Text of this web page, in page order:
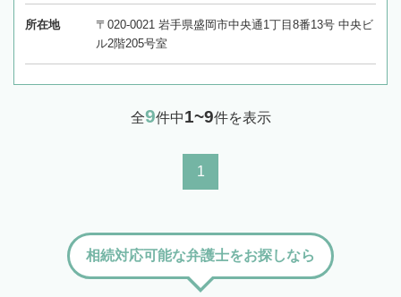
所在地
〒020-0021 岩手県盛岡市中央通1丁目8番13号 中央ビ
ル2階205号室
全9件中1~9件を表示
1
相続対応可能な弁護士をお探しなら